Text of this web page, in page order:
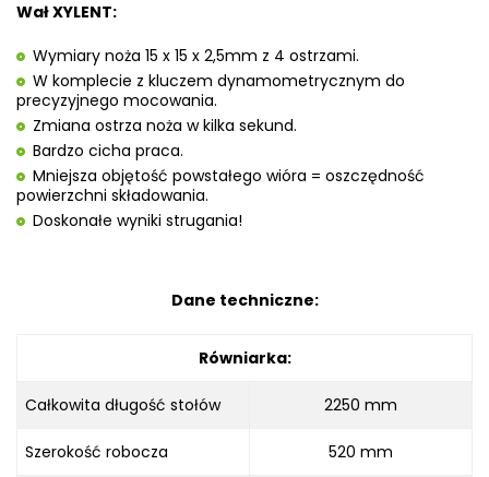
Wał XYLENT:
Wymiary noża 15 x 15 x 2,5mm z 4 ostrzami.
W komplecie z kluczem dynamometrycznym do
precyzyjnego mocowania.
Zmiana ostrza noża w kilka sekund.
Bardzo cicha praca.
Mniejsza objętość powstałego wióra = oszczędność
powierzchni składowania.
Doskonałe wyniki strugania!
Dane techniczne:
Równiarka:
Całkowita długość stołów 2250 mm
Szerokość robocza 520 mm